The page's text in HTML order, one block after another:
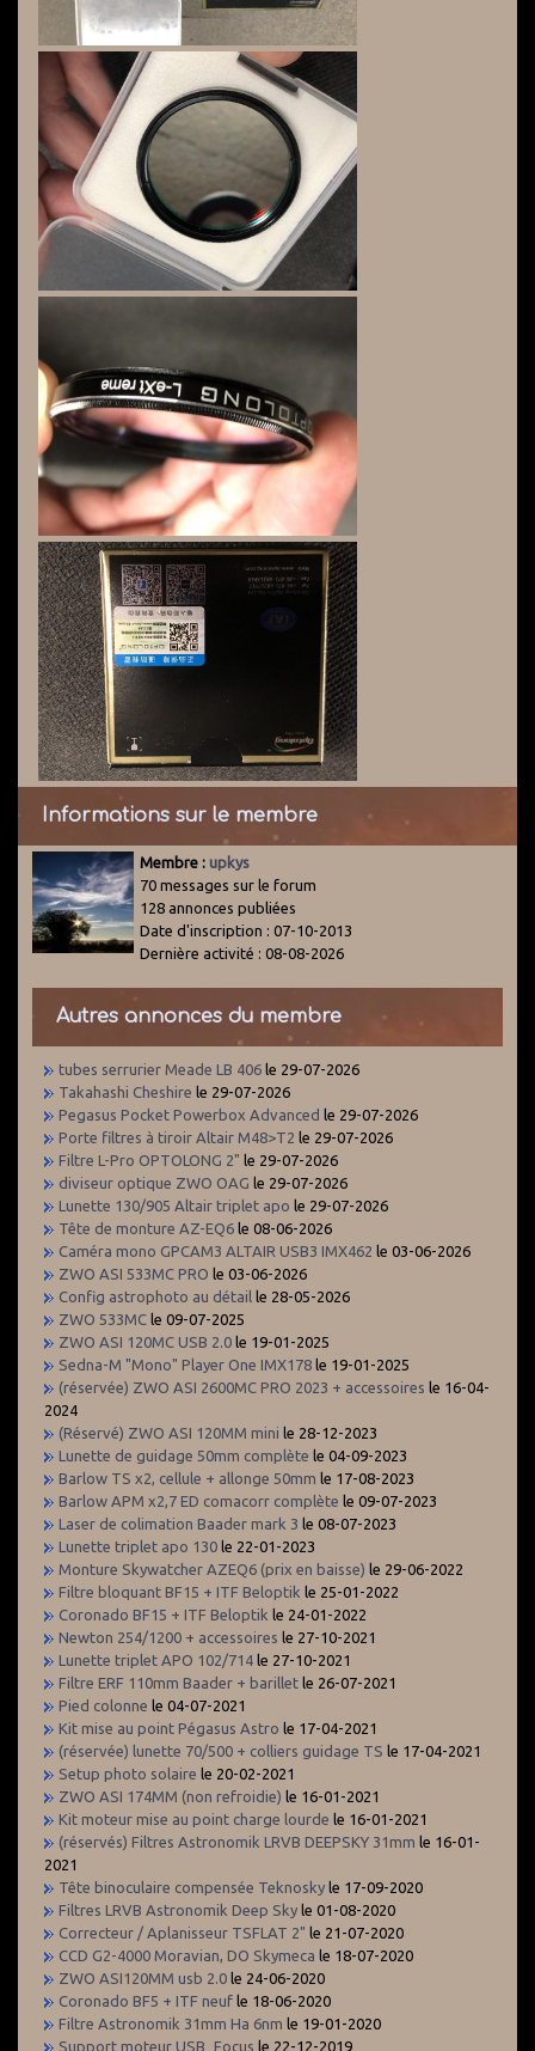
Informations sur le membre
Membre : upkys
70 messages sur le forum
128 annonces publiées
Date d'inscription : 07-10-2013
Dernière activité : 08-08-2026
Autres annonces du membre
tubes serrurier Meade LB 406 le 29-07-2026
Takahashi Cheshire le 29-07-2026
Pegasus Pocket Powerbox Advanced le 29-07-2026
Porte filtres à tiroir Altair M48>T2 le 29-07-2026
Filtre L-Pro OPTOLONG 2" le 29-07-2026
diviseur optique ZWO OAG le 29-07-2026
Lunette 130/905 Altair triplet apo le 29-07-2026
Tête de monture AZ-EQ6 le 08-06-2026
Caméra mono GPCAM3 ALTAIR USB3 IMX462 le 03-06-2026
ZWO ASI 533MC PRO le 03-06-2026
Config astrophoto au détail le 28-05-2026
ZWO 533MC le 09-07-2025
ZWO ASI 120MC USB 2.0 le 19-01-2025
Sedna-M "Mono" Player One IMX178 le 19-01-2025
(réservée) ZWO ASI 2600MC PRO 2023 + accessoires le 16-04-
2024
(Réservé) ZWO ASI 120MM mini le 28-12-2023
Lunette de guidage 50mm complète le 04-09-2023
Barlow TS x2, cellule + allonge 50mm le 17-08-2023
Barlow APM x2,7 ED comacorr complète le 09-07-2023
Laser de colimation Baader mark 3 le 08-07-2023
Lunette triplet apo 130 le 22-01-2023
Monture Skywatcher AZEQ6 (prix en baisse) le 29-06-2022
Filtre bloquant BF15 + ITF Beloptik le 25-01-2022
Coronado BF15 + ITF Beloptik le 24-01-2022
Newton 254/1200 + accessoires le 27-10-2021
Lunette triplet APO 102/714 le 27-10-2021
Filtre ERF 110mm Baader + barillet le 26-07-2021
Pied colonne le 04-07-2021
Kit mise au point Pégasus Astro le 17-04-2021
(réservée) lunette 70/500 + colliers guidage TS le 17-04-2021
Setup photo solaire le 20-02-2021
ZWO ASI 174MM (non refroidie) le 16-01-2021
Kit moteur mise au point charge lourde le 16-01-2021
(réservés) Filtres Astronomik LRVB DEEPSKY 31mm le 16-01-
2021
Tête binoculaire compensée Teknosky le 17-09-2020
Filtres LRVB Astronomik Deep Sky le 01-08-2020
Correcteur / Aplanisseur TSFLAT 2" le 21-07-2020
CCD G2-4000 Moravian, DO Skymeca le 18-07-2020
ZWO ASI120MM usb 2.0 le 24-06-2020
Coronado BF5 + ITF neuf le 18-06-2020
Filtre Astronomik 31mm Ha 6nm le 19-01-2020
Support moteur USB_Focus le 22-12-2019